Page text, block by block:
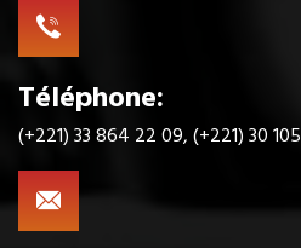
Téléphone:
(+221) 33 864 22 09, (+221) 30